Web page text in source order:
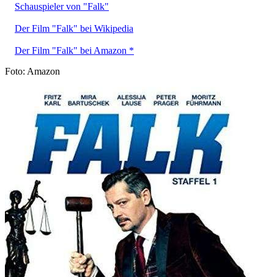
Schauspieler von "Falk"
Der Film "Falk" bei Wikipedia
Der Film "Falk" bei Amazon *
Foto: Amazon